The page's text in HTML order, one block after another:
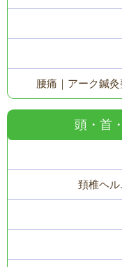
腰痛｜アーク鍼灸
頭・首
頚椎ヘ